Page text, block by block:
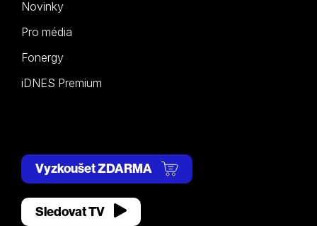
Novinky
Pro média
Fonergy
iDNES Premium
Vyzkoušet ZDARMA
Sledovat TV